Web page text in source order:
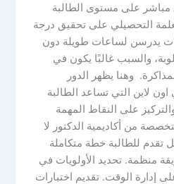
على مستوى الطالبة
التحصيلي على تحقيق درجة
يدرسن لساعات طويلة دون
والسبب غالبًا يكون في
وهنا يظهر الدور
لاين التي تساعد الطالبة
على النقاط المهمة
من أكاديمية الدكتور لا
تقدم للطالبة خطة متكاملة
منظمة. تحديد الأولويات في
إدارة الوقت. تقديم اختبارات